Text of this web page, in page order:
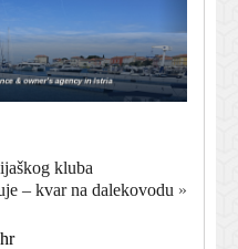
kluba
– kvar na dalekovodu »